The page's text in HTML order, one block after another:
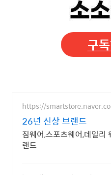
구
https://
26년 신상 브랜드
짐웨어,스포츠웨어,데일리
랜드